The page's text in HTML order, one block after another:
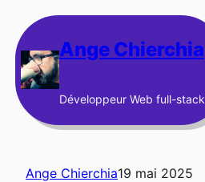
au
contenu Ange Chierchia
Développeur Web full-stack
Ange Chierchia19 mai 2025